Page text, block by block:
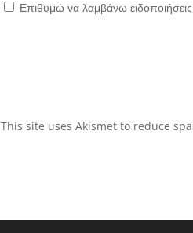
Επιθυμώ να λαμβάνω
This site uses Akismet to reduce